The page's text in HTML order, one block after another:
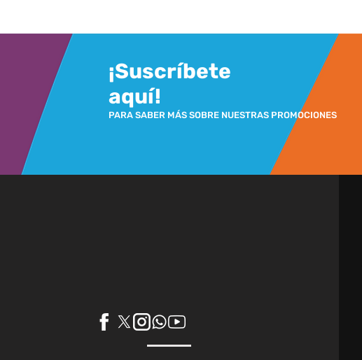
¡Suscríbete
aquí!
PARA SABER MÁS SOBRE NUESTRAS PROMOCIONES